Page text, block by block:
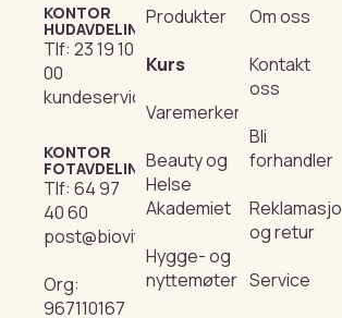
KONTOR
HUDAVDELING
Tlf: 23 19 10
00
kundeservice@beautyproducts.no
KONTOR
FOTAVDELING
Tlf: 64 97
40 60
post@biovital.no
Org:
967110167
Produkter
Kurs
Varemerker
Beauty og
Helse
Akademiet
Hygge- og
nyttemøter
Om oss
Kontakt
oss
Bli
forhandler
Reklamasjon
og retur
Service